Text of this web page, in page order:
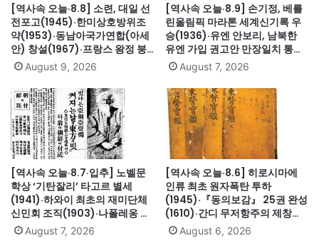
[역사속 오늘·8.8] 소련, 대일 선
전포고(1945)·한미상호방위조
약(1953)·동남아국가연합(아세
안) 창설(1967)·프랑스 왕정 붕
괴·루이 16세 폐위(1792)·무용가
최승희 별세(1969)·김대중 도쿄
납치사건(1973)
August 9, 2026
[역사속 오늘·8.9] 손기정, 베를
린올림픽 마라톤 세계신기록 우
승(1936)·유엔 안보리, 남북한
유엔 가입 권고안 만장일치 통과
(1991)·싱가포르, 말레이시아에
서 분리 독립(1965)·닉슨, 워터
게이트로 사상 첫 대통령 사임
(1974)
August 7, 2026
[역사속 오늘·8.7·입추] 노벨문
학상 ‘기탄잘리’ 타고르 별세
(1941)·하와이 최초의 재미단체
신민회 조직(1903)·나폴레옹 세
인트헬레나섬 유배(1815)·英 해
군, 스페인 무적함대 격파
August 7, 2026
[역사속 오늘·8.6] 히로시마에
인류 최초 원자폭탄 투하
(1945)·『동의보감』 25권 완성
(1610)·간디 무저항주의 제창
(1931)·대전엑스포 개막(1993)·
자메이카, 영국에서 독립(1962)
August 6, 2026